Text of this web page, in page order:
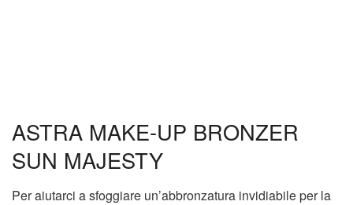
ASTRA MAKE-UP BRONZER
SUN MAJESTY
Per aiutarci a sfoggiare un’abbronzatura invidiabile per la